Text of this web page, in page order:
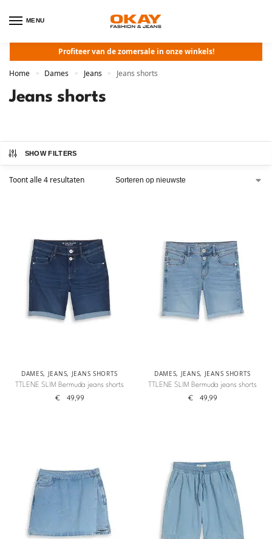
MENU
Profiteer van de zomersale in onze winkels!
Home > Dames > Jeans > Jeans shorts
Jeans shorts
SHOW FILTERS
Toont alle 4 resultaten
DAMES, JEANS, JEANS SHORTS
TTLENE SLIM Bermuda jeans shorts
€ 49,99
DAMES, JEANS, JEANS SHORTS
TTLENE SLIM Bermuda jeans shorts
€ 49,99